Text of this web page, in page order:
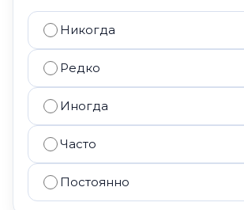
Никогда
Редко
Иногда
Часто
Постоянно